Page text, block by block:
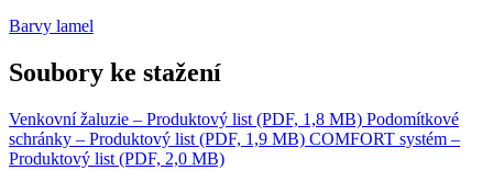
Barvy lamel
Soubory ke stažení
Venkovní žaluzie – Produktový list (PDF, 1,8 MB) Podomítkové
schránky – Produktový list (PDF, 1,9 MB) COMFORT systém –
Produktový list (PDF, 2,0 MB)